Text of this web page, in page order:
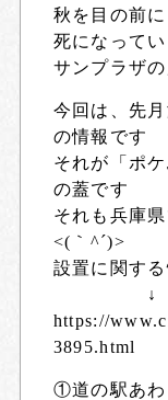
秋を目の前
死になって
サンプラザ
今回は、先
の情報です
それが「ポ
の蓋です
それも兵庫
<(｀^´)>
設置に関す
↓
https://
3895.html
①道の駅あわ